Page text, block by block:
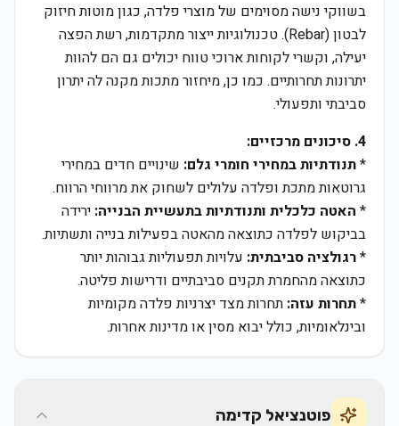
בשווקי נישה מסוימים של מוצרי פלדה, כגון מוטות חיזוק
לבטון (Rebar). טכנולוגיות ייצור מתקדמות, רשת הפצה
יעילה, וקשרי לקוחות ארוכי טווח יכולים גם הם להוות
יתרונות תחרותיים. כמו כן, מיחזור מתכות מקנה לה יתרון
סביבתי ותפעולי.
4. סיכונים מרכזיים:
*תנודתיות במחירי חומרי גלם: שינויים חדים במחירי
גרוטאות מתכת ופלדה עלולים לשחוק את מרווחי הרווח.
* האטה כלכלית ותנודתיות בתעשיית הבנייה: ירידה
בביקוש לפלדה כתוצאה מהאטה בפעילות בנייה ותשתיות.
*רגולציה סביבתית: עלויות תפעוליות גבוהות יותר
כתוצאה מהחמרת תקנים סביבתיים ודרישות פליטה.
*תחרות עזה: תחרות מצד יצרניות פלדה מקומיות
ובינלאומיות, כולל יבוא מסין או מדינות אחרות.
פוטנציאל קדימה